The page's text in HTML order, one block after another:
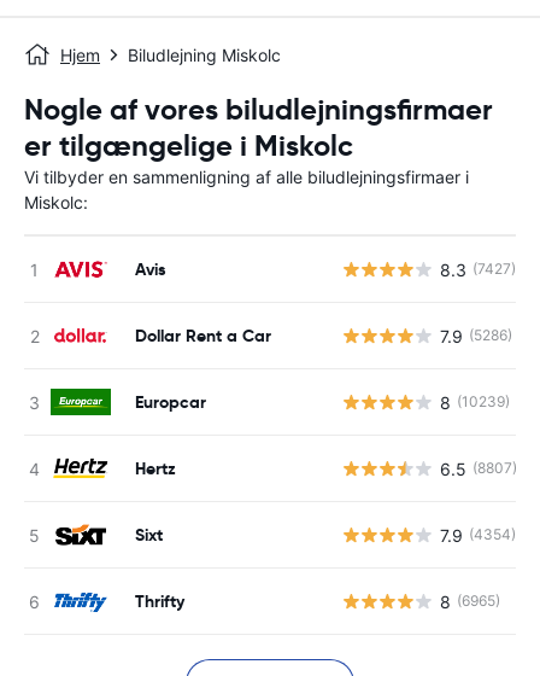
Hjem Biludlejning Miskolc
Nogle af vores biludlejningsfirmaer
er tilgængelige i Miskolc
Vi tilbyder en sammenligning af alle biludlejningsfirmaer i
Miskolc:
Avis 8.3 (7427)
Dollar Rent a Car 7.9 (5286)
Europcar 8 (10239)
Hertz 6.5 (8807)
Sixt 7.9 (4354)
Thrifty 8 (6965)